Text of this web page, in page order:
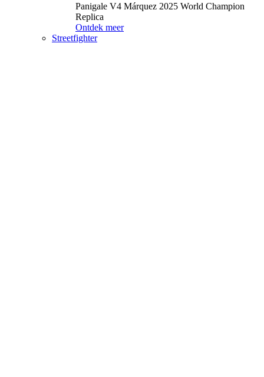
Panigale V4 Márquez 2025 World Champion
Replica
Ontdek meer
Streetfighter